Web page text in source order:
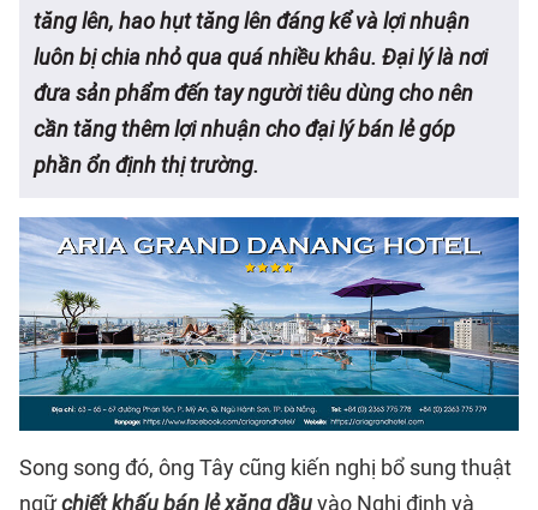
tăng lên, hao hụt tăng lên đáng kể và lợi nhuận
luôn bị chia nhỏ qua quá nhiều khâu. Đại lý là nơi
đưa sản phẩm đến tayngười tiêu dùngcho nên
cần tăng thêm lợi nhuận cho đại lý bán lẻ góp
phần ổn định thị trường.
Song song đó, ông Tây cũng kiến nghị bổ sung thuật
ngữchiết khấu bán lẻ xăng dầuvào Nghị định và